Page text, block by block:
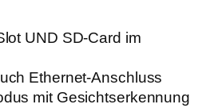
UND SD-Card im
Ethernet-Anschluss
mit Gesichtserkennung